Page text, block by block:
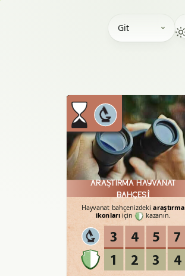
Git
ARAŞTIRMA HAYVANAT
BAHÇESI
Hayvanat bahçenizdeki araştırma
ikonları için kazanın.
3 4 5
7
1
2 3 4